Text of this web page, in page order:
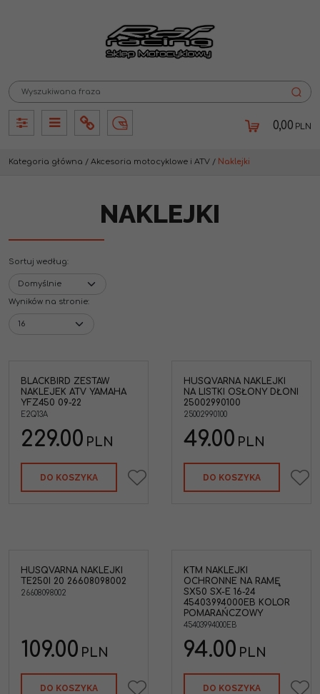
PanelPanelInfo Lang 0,00 PLN
Kategoria główna / Akcesoria motocyklowe i ATV / Naklejki
NAKLEJKI
Sortuj według:
Wyników na stronie:
BLACKBIRD ZESTAW
NAKLEJEK ATV YAMAHA
YFZ450 09-22
E2Q13A
229.00 PLN
DO KOSZYKA
Husqvarna 25002990100
Naklejki na listki osłony
dłoni handbary
HUSQVARNA
HUSQVARNA NAKLEJKI
NA LISTKI OSŁONY DŁONI
25002990100
25002990100
49.00 PLN
DO KOSZYKA
HUSQVARNA NAKLEJKI
TE250I 20 26608098002
26608098002
109.00 PLN
DO KOSZYKA
KTM 45403994000EB
Naklejki ochronne na
KTM NAKLEJKI
OCHRONNE NA RAMĘ
SX50 SX-E 16-24
45403994000EB KOLOR
POMARAŃCZOWY
45403994000EB
94.00 PLN
DO KOSZYKA